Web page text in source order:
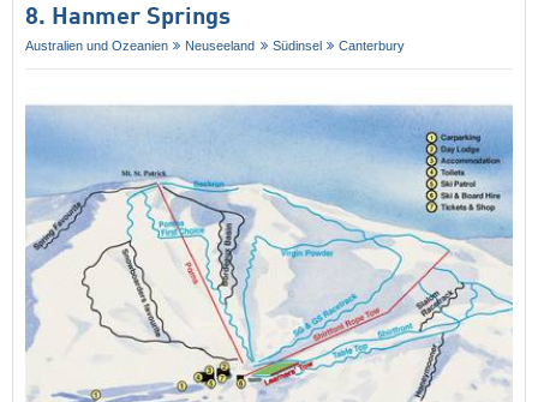
8. Hanmer Springs
Australien und Ozeanien Neuseeland Südinsel Canterbury